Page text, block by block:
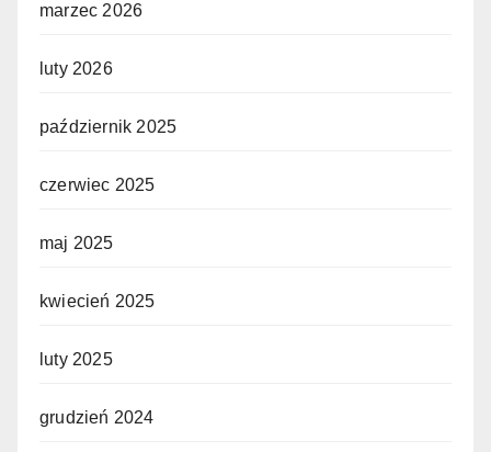
marzec 2026
luty 2026
październik 2025
czerwiec 2025
maj 2025
kwiecień 2025
luty 2025
grudzień 2024